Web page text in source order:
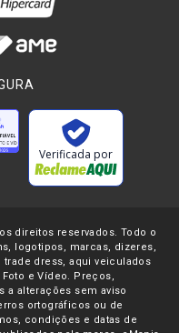
Verificada por
direitos reservados. Todo o
logotipos, marcas, dizeres,
dress, aqui veiculados
e Vídeo. Preços,
a alterações sem aviso
ortográficos ou de
condições e datas de